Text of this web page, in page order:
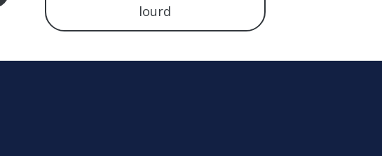
lourd